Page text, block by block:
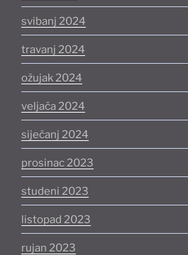
svibanj 2024
travanj 2024
ožujak 2024
veljača 2024
siječanj 2024
prosinac 2023
studeni 2023
listopad 2023
rujan 2023